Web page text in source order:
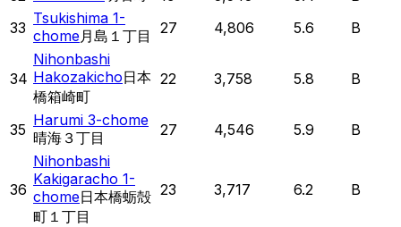
33
Tsukishima 1-
chome月島１丁目 27 4,806 5.6 B
34
Nihonbashi
Hakozakicho日本
橋箱崎町
22 3,758 5.8 B
35
Harumi 3-chome
晴海３丁目
27 4,546 5.9 B
36
Nihonbashi
Kakigaracho 1-
chome日本橋蛎殻
町１丁目
23 3,717 6.2 B